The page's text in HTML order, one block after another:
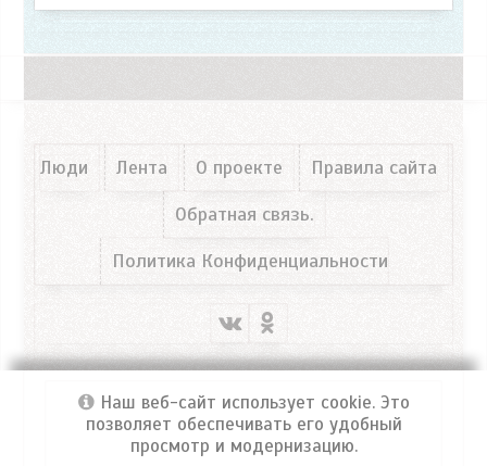
Люди Лента О проекте
Правила сайта
Обратная связь.
Политика Конфиденциальности
Портал ФРОСЯ© 2026 Все права защищены!
Наш веб-сайт использует cookie. Это
позволяет обеспечивать его удобный
просмотр и модернизацию.